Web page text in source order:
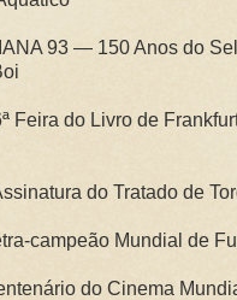
93 — 150 Anos do
Feira do Livro de
do Tratado de
campeão Mundial de
do Cinema